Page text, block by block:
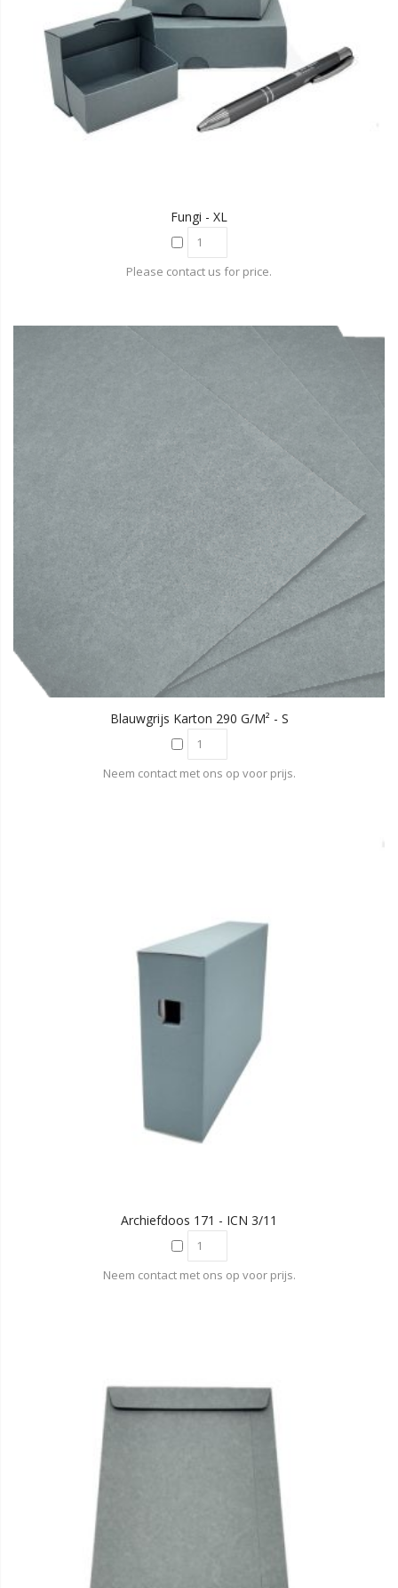
Fungi - XL
Please contact us for price.
Blauwgrijs Karton 290 G/m² - S
Neem contact met ons op voor prijs.
Archiefdoos 171 - ICN 3/11
Neem contact met ons op voor prijs.